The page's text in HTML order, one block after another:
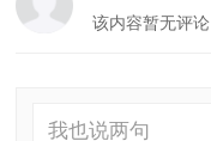
该内容暂无评论